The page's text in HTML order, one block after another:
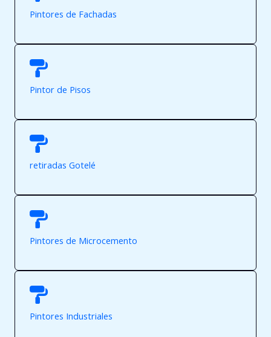
Pintores de Fachadas
Pintor de Pisos
retiradas Gotelé
Pintores de Microcemento
Pintores Industriales